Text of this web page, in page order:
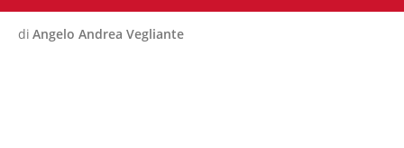
di Angelo Andrea Vegliante